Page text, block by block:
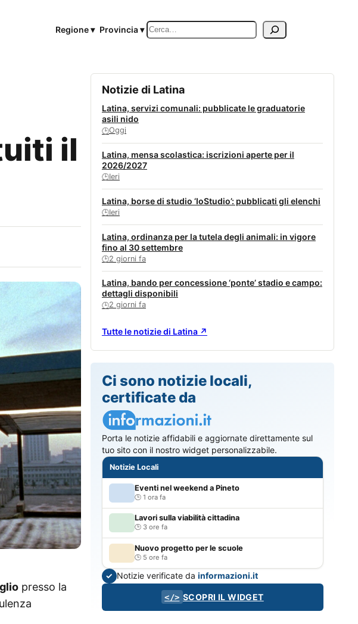
Regione ▾ Provincia ▾ Cerca
il
presso la
Notizie di Latina
Latina, servizi comunali: pubblicate le graduatorie
asili nido
🕒Oggi
Latina, mensa scolastica: iscrizioni aperte per il
2026/2027
🕒Ieri
Latina, borse di studio ‘IoStudio’: pubblicati gli elenchi
🕒Ieri
Latina, ordinanza per la tutela degli animali: in vigore
fino al 30 settembre
🕒2 giorni fa
Latina, bando per concessione ‘ponte’ stadio e campo:
dettagli disponibili
🕒2 giorni fa
Tutte le notizie di Latina ↗
Ci sono notizie locali,
certificate da
Porta le notizie affidabili e aggiornate direttamente sul
tuo sito con il nostro widget personalizzabile.
Notizie Locali
Eventi nel weekend a Pineto
1 ora fa
Lavori sulla viabilità cittadina
3 ore fa
Nuovo progetto per le scuole
5 ore fa
✓ Notizie verificate da informazioni.it
</> SCOPRI IL WIDGET